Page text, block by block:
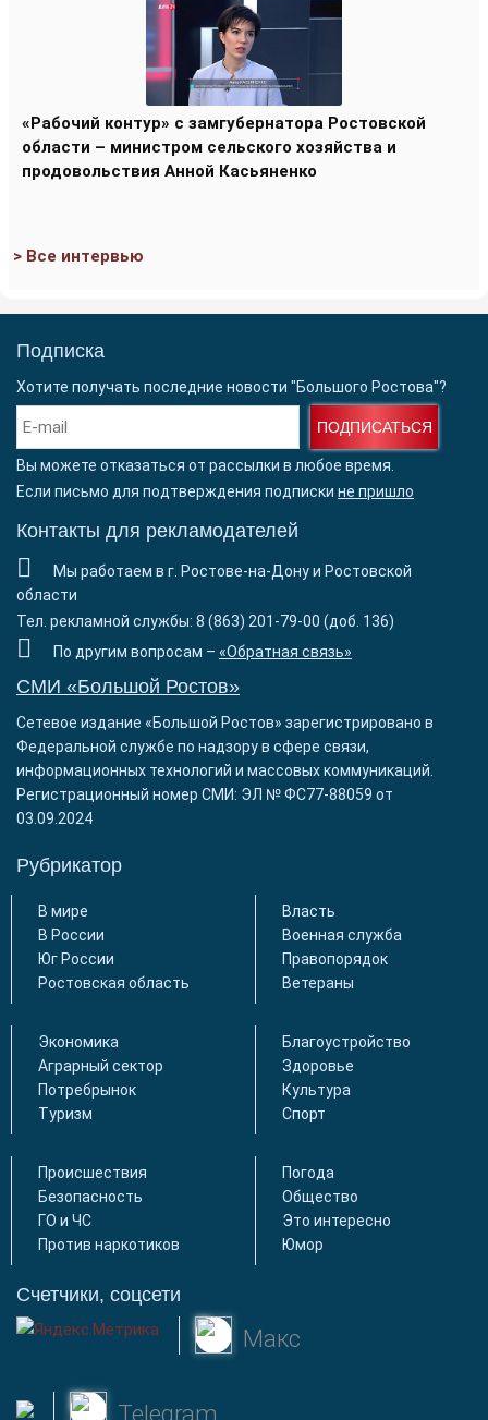
«Рабочий контур» с замгубернатора Ростовской
области – министром сельского хозяйства и
продовольствия Анной Касьяненко
> Все интервью
Подписка
Хотите получать последние новости "Большого Ростова"?
ПОДПИСАТЬСЯ
Вы можете отказаться от рассылки в любое время.
Если письмо для подтверждения подписки не пришло
Контакты для рекламодателей
Мы работаем в г. Ростове-на-Дону и Ростовской
области
Тел. рекламной службы: 8 (863) 201-79-00 (доб. 136)
По другим вопросам – «Обратная связь»
СМИ «Большой Ростов»
Сетевое издание «Большой Ростов» зарегистрировано в
Федеральной службе по надзору в сфере связи,
информационных технологий и массовых коммуникаций.
Регистрационный номер СМИ: ЭЛ № ФС77-88059 от
03.09.2024
Рубрикатор
В мире
В России
Юг России
Ростовская область
Власть
Военная служба
Правопорядок
Ветераны
Экономика
Аграрный сектор
Потребрынок
Туризм
Благоустройство
Здоровье
Культура
Спорт
Происшествия
Безопасность
ГО и ЧС
Против наркотиков
Погода
Общество
Это интересно
Юмор
Счетчики, соцсети
Макс
Telegram